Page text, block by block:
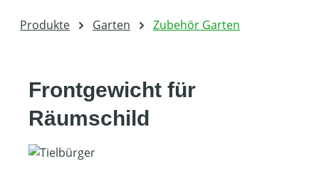
Produkte Garten Zubehör Garten
Frontgewicht für
Räumschild